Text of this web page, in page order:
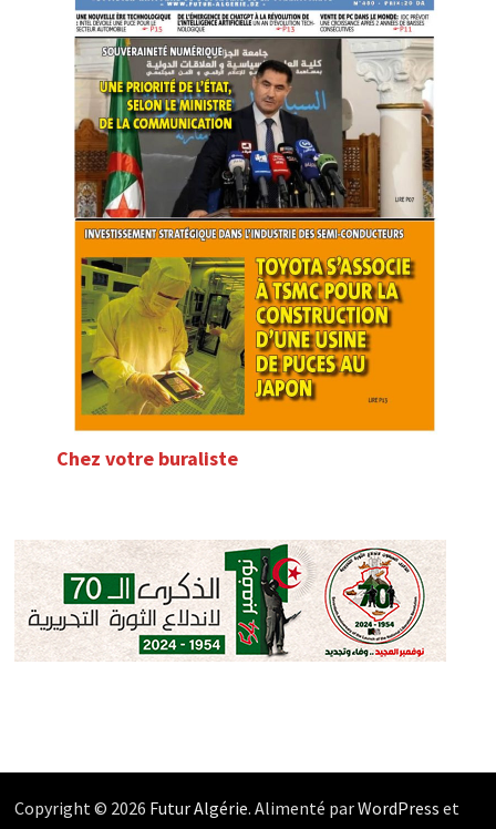
Chez votre buraliste
Copyright © 2026 Futur Algérie. Alimenté parWordPress et